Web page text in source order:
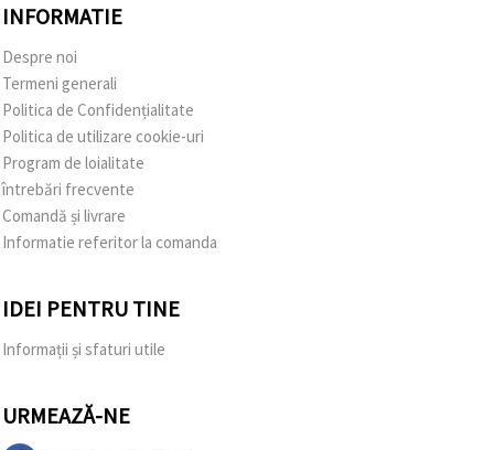
INFORMATIE
Despre noi
Termeni generali
Politica de Confidențialitate
Politica de utilizare cookie-uri
Program de loialitate
întrebări frecvente
Comandă și livrare
Informatie referitor la comanda
IDEI PENTRU TINE
Informații și sfaturi utile
URMEAZĂ-NE